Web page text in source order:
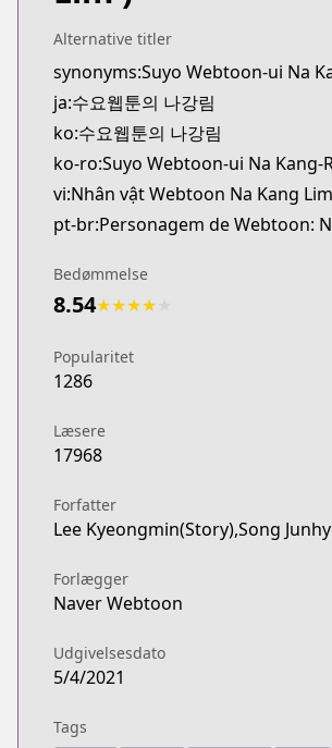
Alternative titler
synonyms:Suyo Webtoon-ui Na
ja:수요웹툰의 나강림
ko:수요웹툰의 나강림
ko-ro:Suyo Webtoon-ui Na Kang-
vi:Nhân vật Webtoon Na Kang Lim
pt-br:Personagem de Webtoon:
Bedømmelse
8.54★★★★
Popularitet
1286
Læsere
17968
Forfatter
Lee Kyeongmin(Story),Song
Forlægger
Naver Webtoon
Udgivelsesdato
5/4/2021
Tags